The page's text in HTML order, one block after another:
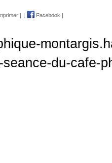
| | Facebook |
seance-du-cafe-